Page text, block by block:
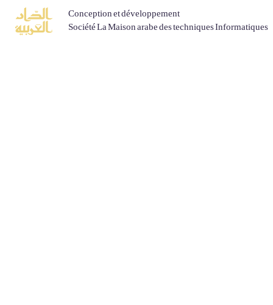
Conception et développement
Société La Maison arabe des techniques Informatiques